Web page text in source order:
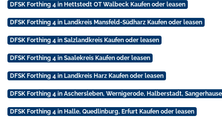
DFSK Forthing 4 in Hettstedt OT Walbeck Kaufen oder leasen
DFSK Forthing 4 in Landkreis Mansfeld-Südharz Kaufen oder leasen
DFSK Forthing 4 in Salzlandkreis Kaufen oder leasen
DFSK Forthing 4 in Saalekreis Kaufen oder leasen
DFSK Forthing 4 in Landkreis Harz Kaufen oder leasen
DFSK Forthing 4 in Aschersleben, Wernigerode, Halberstadt,
DFSK Forthing 4 in Halle, Quedlinburg, Erfurt Kaufen oder leasen